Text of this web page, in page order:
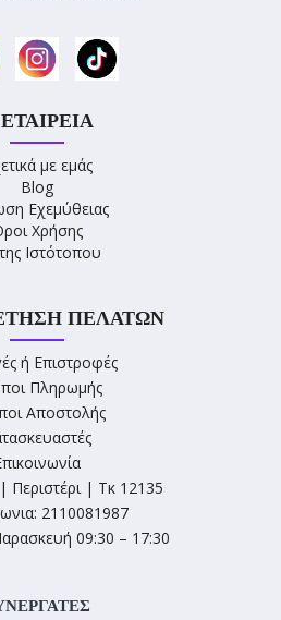
με εμάς
Blog
Εχεμύθειας
Χρήσης
Ιστότοπου
ΠΕΛΑΤΏΝ
ή Επιστροφές
Πληρωμής
Αποστολής
Περιστέρι | Τκ 12135
2110081987
09:30 – 17:30